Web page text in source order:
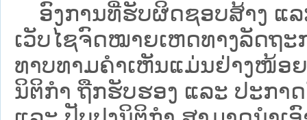
ອົງການທີ່ຮັບຜິດຊອບສ້າງ ແລ
ເວັບ​ໄຊຈົດໝາຍເຫດທາງລັດຖະ
ທາບທາມຄໍາເຫັນແມ່ນຢ່າງໜ້ອ
ນິຕິກໍາ ຖືກຮັບຮອງ ແລະ ປະກາ